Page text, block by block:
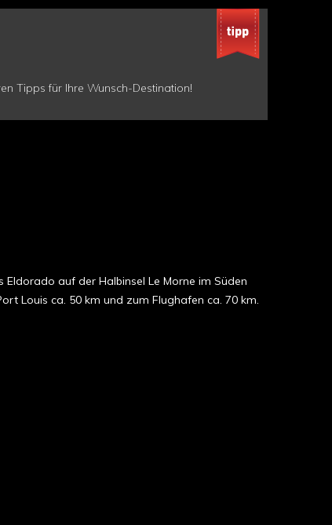
Tipps für Ihre Wunsch-Destination!
auf der Halbinsel Le Morne im Süden
Louis ca. 50 km und zum Flughafen ca. 70 km.